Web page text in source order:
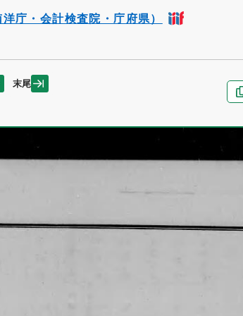
庁・会計検査院・庁府県）
末尾